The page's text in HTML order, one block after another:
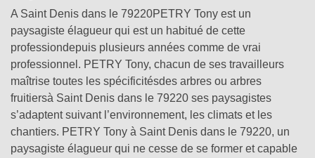
A Saint Denis dans le 79220PETRY Tony est un
paysagiste élagueur qui est un habitué de cette
professiondepuis plusieurs années comme de vrai
professionnel. PETRY Tony, chacun de ses travailleurs
maîtrise toutes les spécificitésdes arbres ou arbres
fruitiersà Saint Denis dans le 79220 ses paysagistes
s’adaptent suivant l’environnement, les climats et les
chantiers. PETRY Tony à Saint Denis dans le 79220, un
paysagiste élagueur qui ne cesse de se former et capable